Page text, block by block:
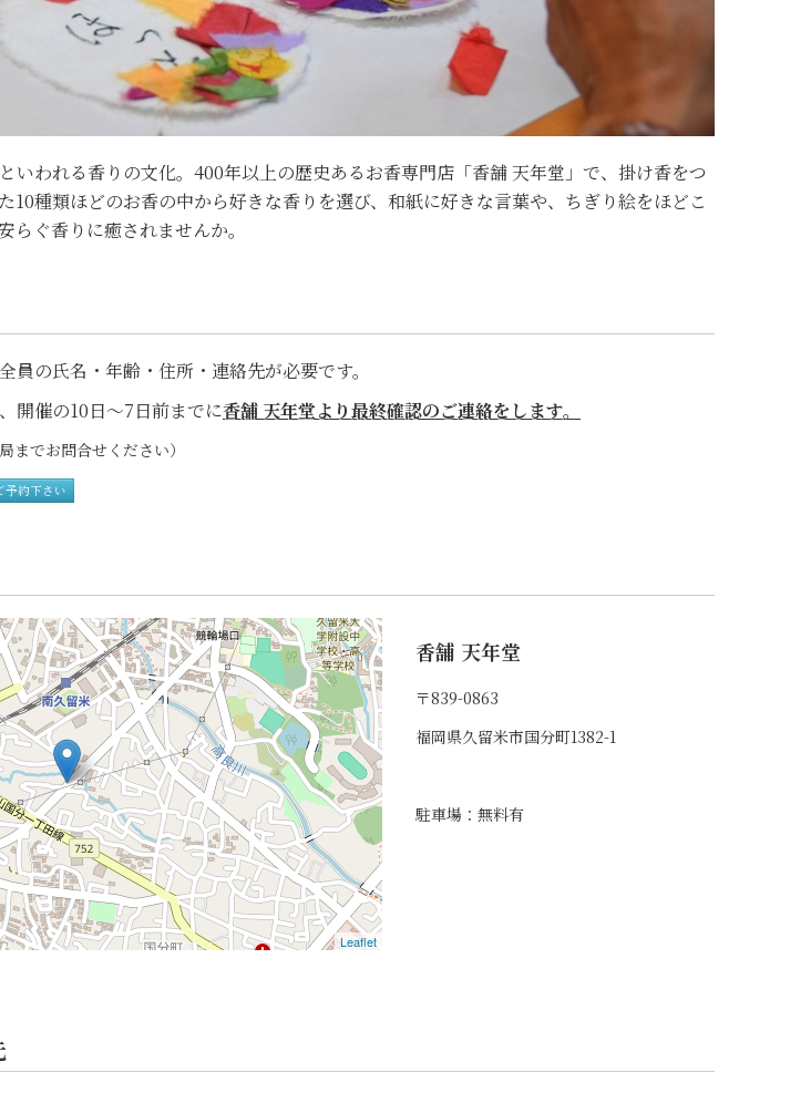
いわれる香りの文化。400年以上の歴史あるお香専門店「香舗 天年堂」で、掛け香をつ
10種類ほどのお香の中から好きな香りを選び、和紙に好きな言葉や、ちぎり絵をほどこ
らぐ香りに癒されませんか。
員の氏名・年齢・住所・連絡先が必要です。
開催の10日～7日前までに香舗 天年堂より最終確認のご連絡をします。
でお問合せください）
予約下さい
Leaflet
香舗 天年堂
〒839-0863
福岡県久留米市国分町1382-1
駐車場：無料有